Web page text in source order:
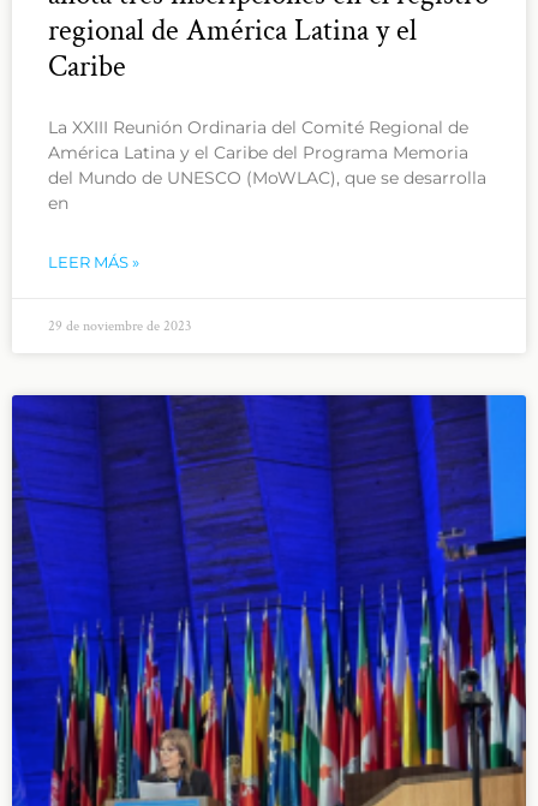
regional de América Latina y el
Caribe
La XXIII Reunión Ordinaria del Comité Regional de
América Latina y el Caribe del Programa Memoria
del Mundo de UNESCO (MoWLAC), que se desarrolla
en
LEER MÁS »
29 de noviembre de 2023